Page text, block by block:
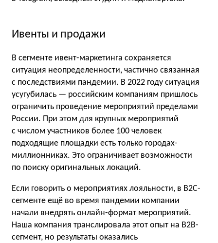
Ивенты и продажи
В сегменте ивент-маркетинга сохраняется
ситуация неопределенности, частично связанная
с последствиями пандемии. В 2022 году ситуация
усугубилась — российским компаниям пришлось
ограничить проведение мероприятий пределами
России. При этом для крупных мероприятий
с числом участников более 100 человек
подходящие площадки есть только городах-
миллионниках. Это ограничивает возможности
по поиску оригинальных локаций.
Если говорить о мероприятиях лояльности, в B2C-
сегменте ещё во время пандемии компании
начали внедрять онлайн-формат мероприятий.
Наша компания транслировала этот опыт на B2B-
сегмент, но результаты оказались